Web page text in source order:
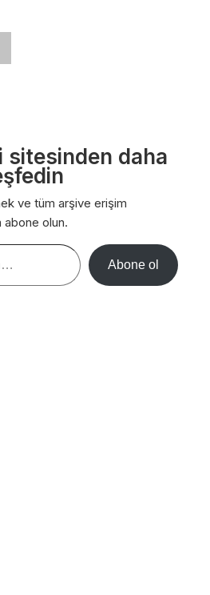
sitesinden daha
ve tüm arşive erişim
abone olun.
Abone ol